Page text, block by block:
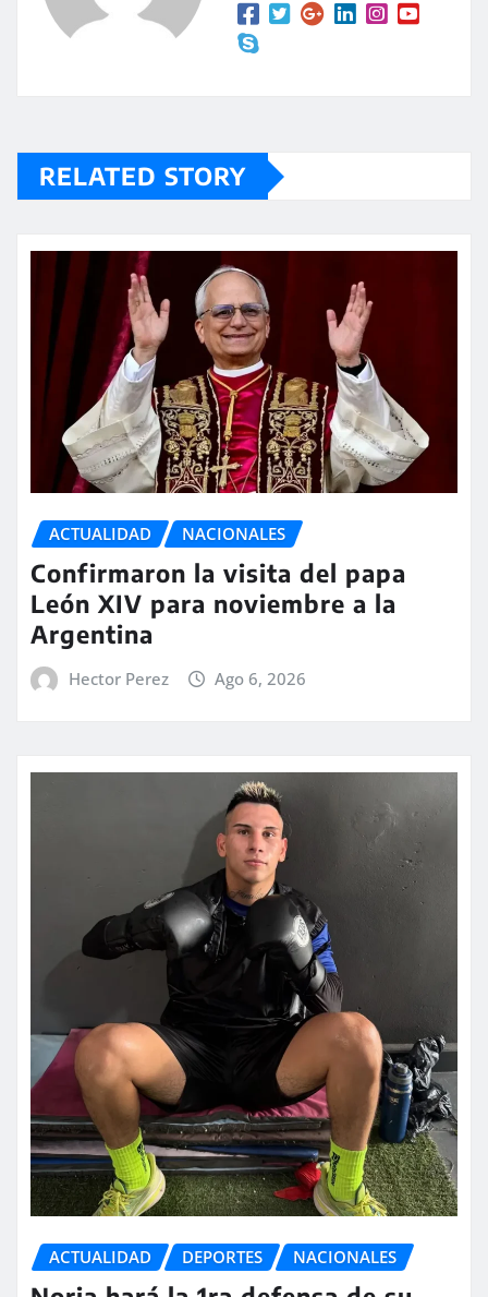
RELATED STORY
ACTUALIDAD NACIONALES
Confirmaron la visita del papa
León XIV para noviembre a la
Argentina
Hector Perez Ago 6, 2026
ACTUALIDAD DEPORTES NACIONALES